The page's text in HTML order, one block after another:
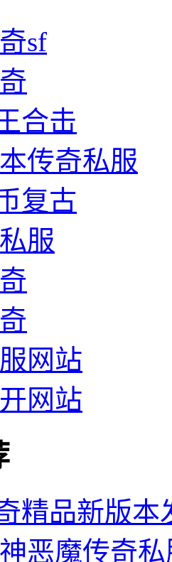
sf
合击
传奇私服
复古
服
网站
网站
精品新版
恶魔传奇